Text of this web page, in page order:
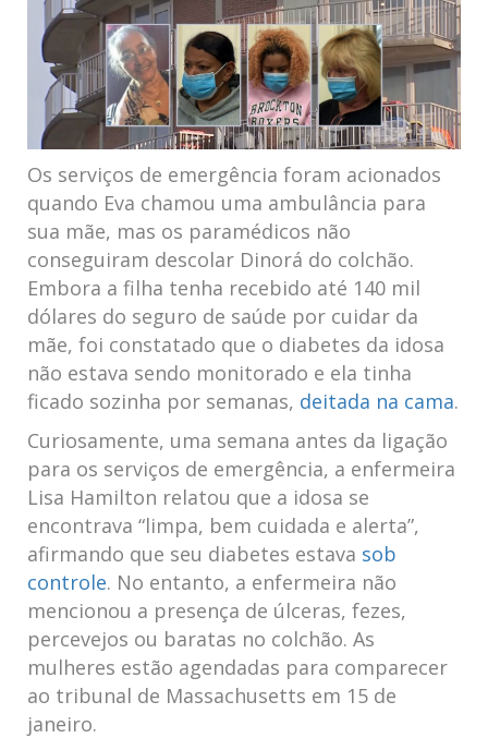
Os⁢ serviços​ de emergência foram acionados⁣
quando Eva chamou uma ambulância para⁢
sua mãe, mas os‌ paramédicos⁢ não
conseguiram descolar⁢ Dinorá do colchão. ​
Embora a filha tenha recebido até 140 mil
dólares do seguro​ de saúde por‌ cuidar da
mãe, foi constatado que o diabetes da idosa
não estava sendo monitorado e ela tinha
ficado sozinha por⁣ semanas, deitada na cama.
Curiosamente, ⁤uma semana antes​ da ligação
para os serviços de ​emergência, a enfermeira
Lisa Hamilton relatou que a idosa se
‌encontrava “limpa,⁤ bem cuidada e alerta”,⁣
afirmando que seu diabetes estava sob
controle. No entanto, a enfermeira não
mencionou a presença de úlceras, fezes,
percevejos ou baratas⁣ no colchão. As
mulheres estão agendadas⁢ para comparecer
ao ⁢tribunal de Massachusetts em ⁣15 de
janeiro.